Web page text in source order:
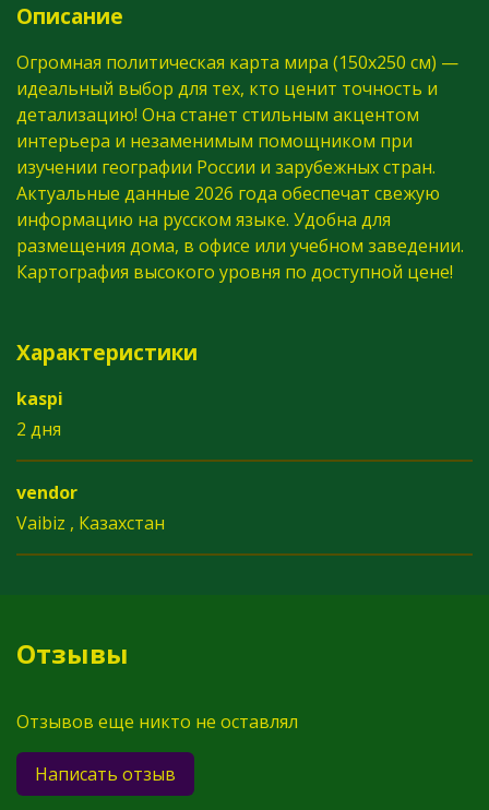
Описание
Огромная политическая карта мира (150х250 см) —
идеальный выбор для тех, кто ценит точность и
детализацию! Она станет стильным акцентом
интерьера и незаменимым помощником при
изучении географии России и зарубежных стран.
Актуальные данные 2026 года обеспечат свежую
информацию на русском языке. Удобна для
размещения дома, в офисе или учебном заведении.
Картография высокого уровня по доступной цене!
Характеристики
kaspi
2 дня
vendor
Vaibiz , Казахстан
Отзывы
Отзывов еще никто не оставлял
Написать отзыв